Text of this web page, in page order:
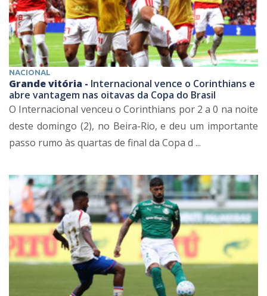
NACIONAL
Grande vitória - Internacional vence o Corinthians e
abre vantagem nas oitavas da Copa do Brasil
O Internacional venceu o Corinthians por 2 a 0 na noite
deste domingo (2), no Beira-Rio, e deu um importante
passo rumo às quartas de final da Copa d ...